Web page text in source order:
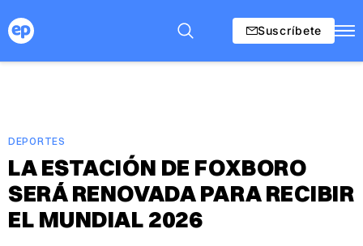
Suscríbete
DEPORTES
LA ESTACIÓN DE FOXBORO
SERÁ RENOVADA PARA RECIBIR
EL MUNDIAL 2026